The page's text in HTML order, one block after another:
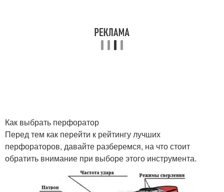
Как выбрать перфоратор
Перед тем как перейти к рейтингу лучших
перфораторов, давайте разберемся, на что стоит
обратить внимание при выборе этого инструмента.